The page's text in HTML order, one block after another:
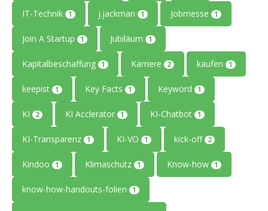
IT-Technik 1 j.jackman 1 Jobmesse 1
Join A Startup 1 Jubiläum 1
Kapitalbeschaffung 1 Karriere 2 kaufen 1
keepist 1 Key Facts 1 Keyword 1
KI 2 KI Acclerator 1 KI-Chatbot 1
KI-Transparenz 1 KI-VO 1 kick-off 2
Kindoo 1 Klimaschutz 1 Know-how 1
know-how-handouts-folien 1